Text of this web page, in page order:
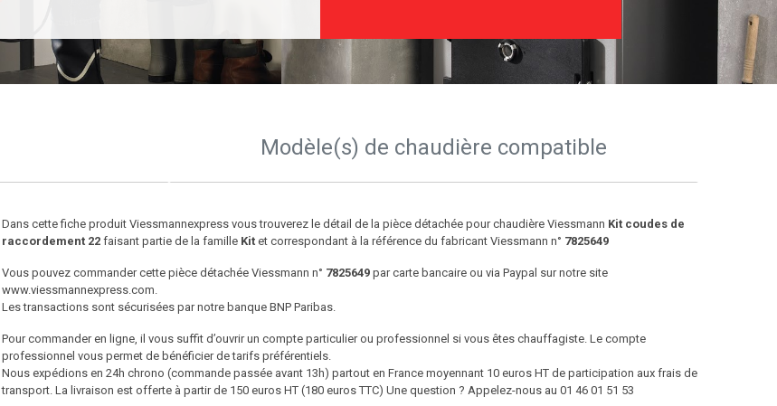
Modèle(s) de chaudière compatible
Dans cette fiche produit Viessmannexpress vous trouverez le détail de la pièce détachée pour chaudière Viessmann Kit coudes de
raccordement 22faisant partie de la famille Kitet correspondant à la référence du fabricant Viessmann n° 7825649
Vous pouvez commander cette pièce détachée Viessmann n° 7825649par carte bancaire ou via Paypal sur notre site
www.viessmannexpress.com.
Les transactions sont sécurisées par notre banque BNP Paribas.
Pour commander en ligne, il vous suffit d’ouvrir un compte particulier ou professionnel si vous êtes chauffagiste. Le compte
professionnel vous permet de bénéficier de tarifs préférentiels.
Nous expédions en 24h chrono (commande passée avant 13h) partout en France moyennant 10 euros HT de participation aux frais de
transport. La livraison est offerte à partir de 150 euros HT (180 euros TTC) Une question ? Appelez-nous au 01 46 01 51 53